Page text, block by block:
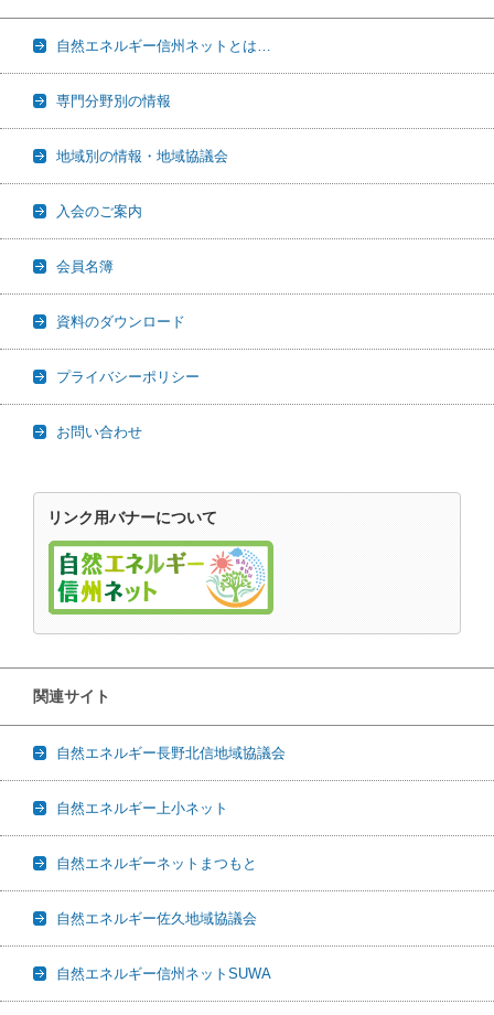
自然エネルギー信州ネットとは…
専門分野別の情報
地域別の情報・地域協議会
入会のご案内
会員名簿
資料のダウンロード
プライバシーポリシー
お問い合わせ
リンク用バナーについて
関連サイト
自然エネルギー長野北信地域協議会
自然エネルギー上小ネット
自然エネルギーネットまつもと
自然エネルギー佐久地域協議会
自然エネルギー信州ネットSUWA